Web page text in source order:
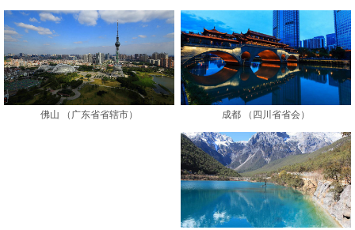
佛山 （广东省省辖市） 成都 （四川省省会）